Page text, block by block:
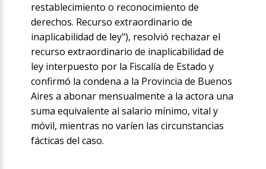
restablecimiento o reconocimiento de
derechos. Recurso extraordinario de
inaplicabilidad de ley"), resolvió rechazar el
recurso extraordinario de inaplicabilidad de
ley interpuesto por la Fiscalía de Estado y
confirmó la condena a la Provincia de Buenos
Aires a abonar mensualmente a la actora una
suma equivalente al salario mínimo, vital y
móvil, mientras no varíen las circunstancias
fácticas del caso.